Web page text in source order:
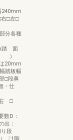
240mm
□左□
分各種
踏 面
）
20mm
踏板幅
□段鼻
・仕
□
：
出：
段
〔1階